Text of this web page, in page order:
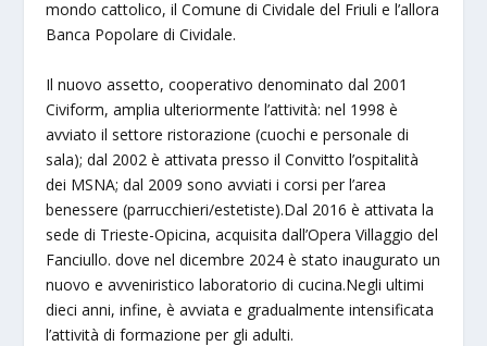
mondo cattolico, il Comune di Cividale del Friuli e l’allora
Banca Popolare di Cividale.
Il nuovo assetto, cooperativo denominato dal 2001
Civiform, amplia ulteriormente l’attività: nel 1998 è
avviato il settore ristorazione (cuochi e personale di
sala); dal 2002 è attivata presso il Convitto l’ospitalità
dei MSNA; dal 2009 sono avviati i corsi per l’area
benessere (parrucchieri/estetiste).Dal 2016 è attivata la
sede di Trieste-Opicina, acquisita dall’Opera Villaggio del
Fanciullo. dove nel dicembre 2024 è stato inaugurato un
nuovo e avveniristico laboratorio di cucina.Negli ultimi
dieci anni, infine, è avviata e gradualmente intensificata
l’attività di formazione per gli adulti.